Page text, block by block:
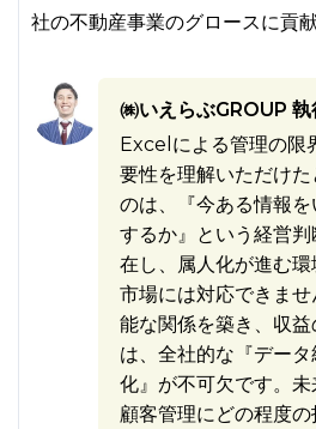
社の不動産事業のグロースに貢献
㈱いえらぶGROUP
Excelによる管理の限
要性を理解いただけ
のは、『今ある情報
するか』という経営
在し、属人化が進む
市場には対応できま
能な関係を築き、収
は、全社的な『デー
化』が不可欠です。
顧客管理にどの程度